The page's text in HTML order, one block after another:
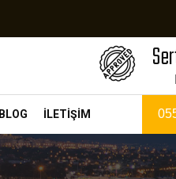
BLOG İLETİŞİM